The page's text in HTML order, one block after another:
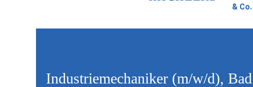
&
Industriemechaniker (m/w/d),